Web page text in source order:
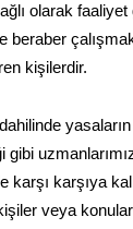
olarak
kişilerdir.
karşı karşıya
veya